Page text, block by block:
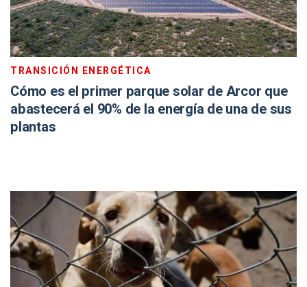
TRANSICIÓN ENERGÉTICA
Cómo es el primer parque solar de Arcor que
abastecerá el 90% de la energía de una de sus
plantas